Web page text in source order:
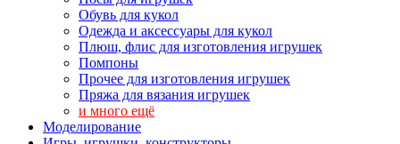
Обувь для кукол
Одежда и аксессуары для кукол
Плюш, флис для изготовления игрушек
Помпоны
Прочее для изготовления игрушек
Пряжа для вязания игрушек
и много ещё
Моделирование